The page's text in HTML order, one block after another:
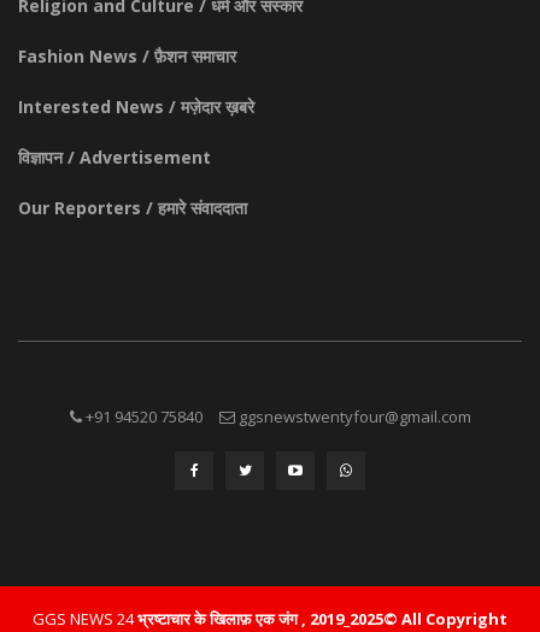
Religion and Culture / धर्म और संस्कार
Fashion News / फ़ैशन समाचार
Interested News / मज़ेदार ख़बरे
विज्ञापन / Advertisement
Our Reporters / हमारे संवाददाता
+91 94520 75840 ggsnewstwentyfour@gmail.com
GGS NEWS 24भ्रष्टाचार के खिलाफ़ एक जंग , 2019_2025© All Copyright